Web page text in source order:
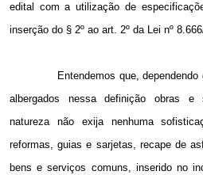
edital com a utilização de
inserção do § 2º ao art. 2º da Lei nº
Entendemos que,
albergados nessa definição obras e
natureza não exija nenhuma
reformas, guias e sarjetas, recape de
bens e serviços comuns, inserido no